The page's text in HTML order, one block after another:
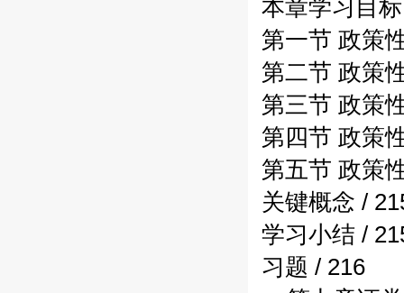
本章学习目
第一节 政策
第二节 政策
第三节 政策
第四节 政策
第五节 政策
关键概念 /
学习小结 /
习题 / 216